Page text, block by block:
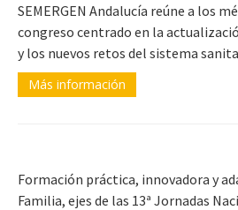
SEMERGEN Andalucía reúne a los
congreso centrado en la
y los nuevos retos del sistema
Más información
Formación práctica, innovadora y
Familia, ejes de las 13ª Jornadas